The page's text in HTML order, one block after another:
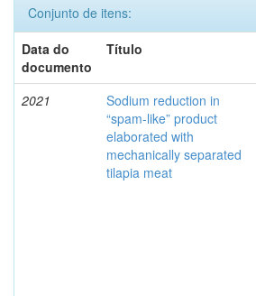
Conjunto de itens:
Data do
documento
Título
2021
Sodium reduction in
“spam-like” product
elaborated with
mechanically separated
tilapia meat